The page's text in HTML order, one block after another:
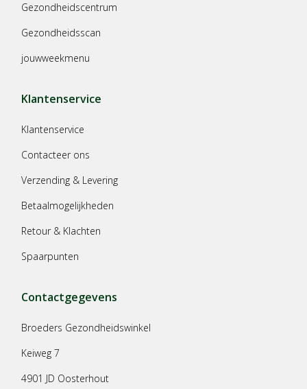
Gezondheidscentrum
Gezondheidsscan
jouwweekmenu
Klantenservice
Klantenservice
Contacteer ons
Verzending & Levering
Betaalmogelijkheden
Retour & Klachten
Spaarpunten
Contactgegevens
Broeders Gezondheidswinkel
Keiweg 7
4901 JD Oosterhout